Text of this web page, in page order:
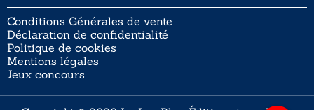
Conditions Générales de vente
Déclaration de confidentialité
Politique de cookies
Mentions légales
Jeux concours